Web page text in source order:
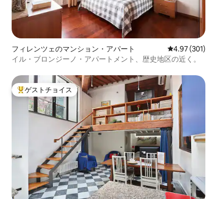
フィレンツェのマンション・アパート レビュー301
4.97 (301)
イル・ブロンジーノ・アパートメント、歴史地区の近く。
大好評のゲストチョイスです。
ゲストチョイス